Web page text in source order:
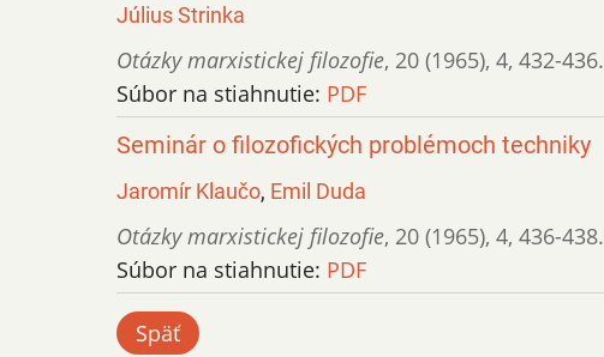
Július Strinka
Otázky marxistickej filozofie, 20 (1965), 4, 432-436.
Súbor na stiahnutie: PDF
Seminár o filozofických problémoch techniky
Jaromír Klaučo, Emil Duda
Otázky marxistickej filozofie, 20 (1965), 4, 436-438.
Súbor na stiahnutie: PDF
Späť